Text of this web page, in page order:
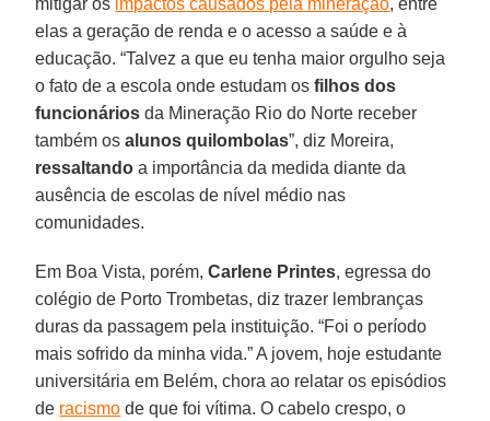
elas a geração de renda e o acesso a saúde e à
educação. “Talvez a que eu tenha maior orgulho seja
o fato de a escola onde estudam osfilhos dos
funcionários da Mineração Rio do Norte receber
também osalunos quilombolas”, diz Moreira,
ressaltando a importância da medida diante da
ausência de escolas de nível médio nas
comunidades.
Em Boa Vista, porém,Carlene Printes, egressa do
colégio de Porto Trombetas, diz trazer lembranças
duras da passagem pela instituição. “Foi o período
mais sofrido da minha vida.” A jovem, hoje estudante
universitária em Belém, chora ao relatar os episódios
de racismo de que foi vítima. O cabelo crespo, o